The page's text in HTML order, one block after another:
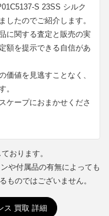
S 23SS シルク
したのでご紹介します。
に関する査定と販売の実
額を提示できる自信があ
価値を見逃すことなく、
。
ケープにおまかせくださ
おります。
や付属品の有無によっても
ものではございません。
ス 買取 詳細